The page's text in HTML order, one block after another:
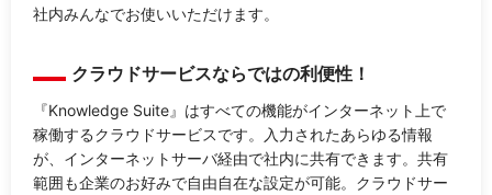
社内みんなでお使いいただけます。
クラウドサービスならではの利便性！
『Knowledge Suite』はすべての機能がインターネット上で
稼働するクラウドサービスです。入力されたあらゆる情報
が、インターネットサーバ経由で社内に共有できます。共有
範囲も企業のお好みで自由自在な設定が可能。クラウドサー